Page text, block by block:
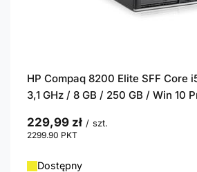
HP Compaq 8200 Elite SFF Core
3,1 GHz / 8 GB / 250 GB / Win 10
229,99 zł / szt.
2299.90 PKT
Dostępny